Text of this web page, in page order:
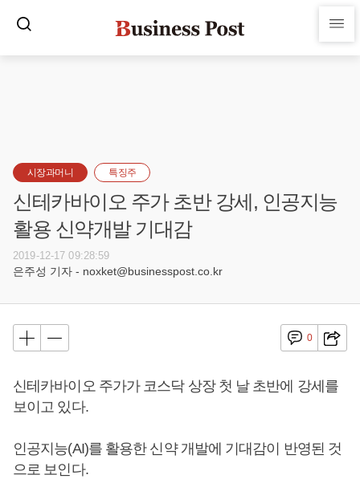
시장과머니 특징주
신테카바이오 주가 초반 강세, 인공지능
활용 신약개발 기대감
2019-12-17 09:28:59
은주성 기자 - noxket@businesspost.co.kr
0
신테카바이오 주가가 코스닥 상장 첫 날 초반에 강세를
보이고 있다.
인공지능(AI)를 활용한 신약 개발에 기대감이 반영된 것
으로 보인다.